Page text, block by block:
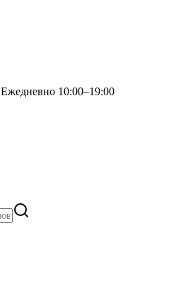
Ежедневно 10:00–19:00